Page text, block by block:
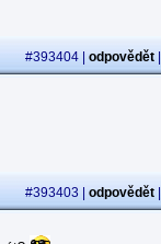
#393404 | odpovědět
#393403 | odpovědět